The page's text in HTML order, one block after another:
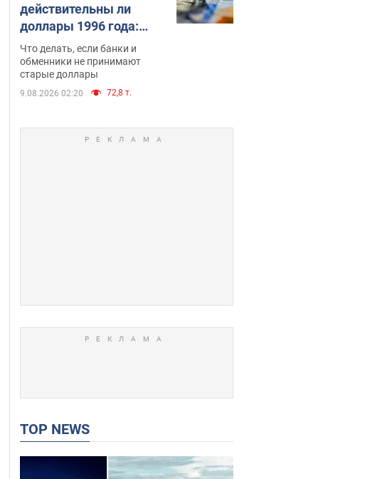
действительны ли
доллары 1996 года:
принимают ли
обменники и банки
такие купюры
Что делать, если банки и
обменники не принимают
старые доллары
9.08.2026 02:20 72,8 т.
TOP NEWS